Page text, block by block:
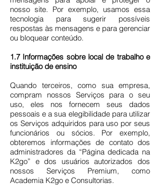
nosso site. Por exemplo, usamos essa
tecnologia para sugerir possíveis
respostas às mensagens e para gerenciar
ou bloquear conteúdo.
1.7 Informações sobre local de trabalho e
instituição de ensino
Quando terceiros, como sua empresa,
compram nossos Serviços para o seu
uso, eles nos fornecem seus dados
pessoais e a sua elegibilidade para utilizar
os Serviços adquiridos para uso por seus
funcionários ou sócios. Por exemplo,
obteremos informações de contato dos
administradores da “Página dedicada na
K2go” e dos usuários autorizados dos
nossos Serviços Premium, como
Academia K2go e Consultorias.